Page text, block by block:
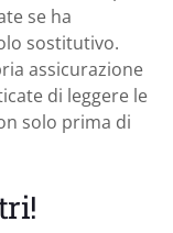
se ha
sostitutivo.
assicurazione
di leggere le
solo prima di